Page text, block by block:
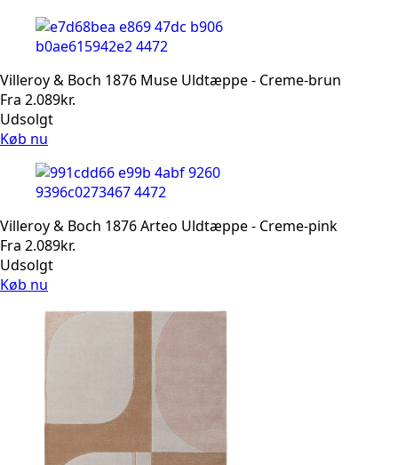
Villeroy & Boch 1876 Muse Uldtæppe - Creme-brun
Fra 2.089kr.
Udsolgt
Køb nu
Villeroy & Boch 1876 Arteo Uldtæppe - Creme-pink
Fra 2.089kr.
Udsolgt
Køb nu